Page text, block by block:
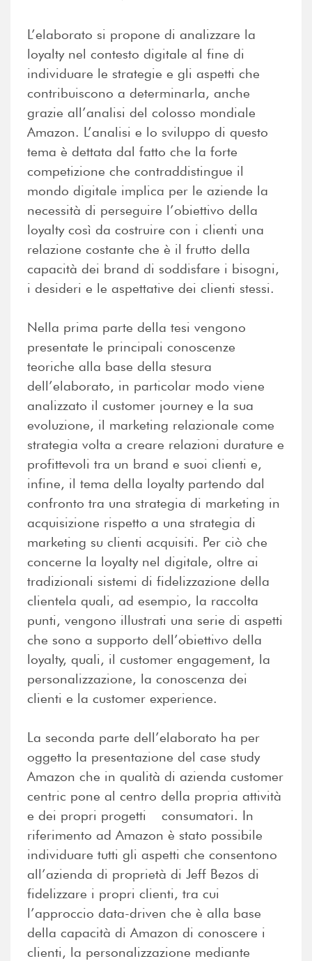
L’elaborato si propone di analizzare la
loyalty nel contesto digitale al fine di
individuare le strategie e gli aspetti che
contribuiscono a determinarla, anche
grazie all’analisi del colosso mondiale
Amazon. L’analisi e lo sviluppo di questo
tema è dettata dal fatto che la forte
competizione che contraddistingue il
mondo digitale implica per le aziende la
necessità di perseguire l’obiettivo della
loyalty così da costruire con i clienti una
relazione costante che è il frutto della
capacità dei brand di soddisfare i bisogni,
i desideri e le aspettative dei clienti stessi.
Nella prima parte della tesi vengono
presentate le principali conoscenze
teoriche alla base della stesura
dell’elaborato, in particolar modo viene
analizzato il customer journey e la sua
evoluzione, il marketing relazionale come
strategia volta a creare relazioni durature e
profittevoli tra un brand e suoi clienti e,
infine, il tema della loyalty partendo dal
confronto tra una strategia di marketing in
acquisizione rispetto a una strategia di
marketing su clienti acquisiti. Per ciò che
concerne la loyalty nel digitale, oltre ai
tradizionali sistemi di fidelizzazione della
clientela quali, ad esempio, la raccolta
punti, vengono illustrati una serie di aspetti
che sono a supporto dell’obiettivo della
loyalty, quali, il customer engagement, la
personalizzazione, la conoscenza dei
clienti e la customer experience.
La seconda parte dell’elaborato ha per
oggetto la presentazione del case study
Amazon che in qualità di azienda customer
centric pone al centro della propria attività
e dei propri progetti consumatori. In
riferimento ad Amazon è stato possibile
individuare tutti gli aspetti che consentono
all’azienda di proprietà di Jeff Bezos di
fidelizzare i propri clienti, tra cui
l’approccio data-driven che è alla base
della capacità di Amazon di conoscere i
clienti, la personalizzazione mediante